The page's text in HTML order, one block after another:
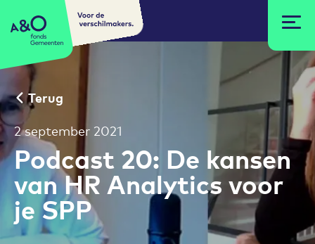
A&O fonds Gemeenten
Voor de
verschilmakers.
Terug
2 september 2021
Podcast 20: De kansen
van HR Analytics voor
je SPP